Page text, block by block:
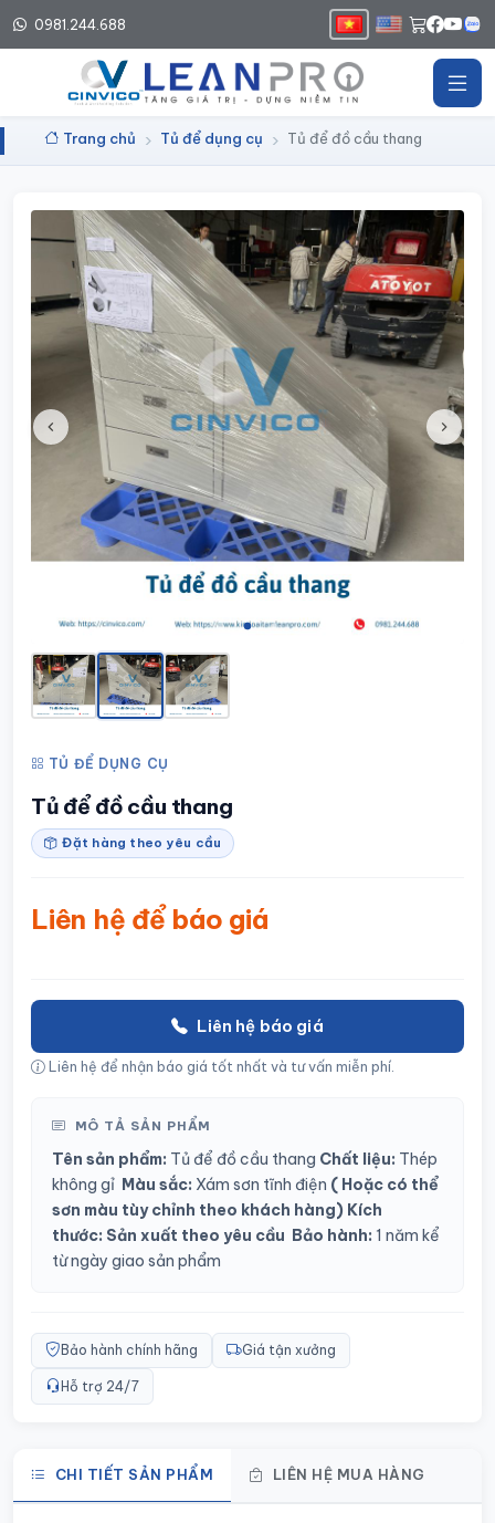
0981.244.688
Trang chủ Tủ để dụng cụ Tủ để đồ cầu thang
TỦ ĐỂ DỤNG CỤ
Tủ để đồ cầu thang
Đặt hàng theo yêu cầu
Liên hệ để báo giá
Liên hệ báo giá
Liên hệ để nhận báo giá tốt nhất và tư vấn miễn phí.
MÔ TẢ SẢN PHẨM
Tên sản phẩm: Tủ để đồ cầu thang Chất liệu: Thép
không gỉ Màu sắc: Xám sơn tĩnh điện ( Hoặc có thể
sơn màu tùy chỉnh theo khách hàng) Kích
thước: Sản xuất theo yêu cầu Bảo hành: 1 năm kể
từ ngày giao sản phẩm
Bảo hành chính hãng Giá tận xưởng
Hỗ trợ 24/7
CHI TIẾT SẢN PHẨM LIÊN HỆ MUA HÀNG